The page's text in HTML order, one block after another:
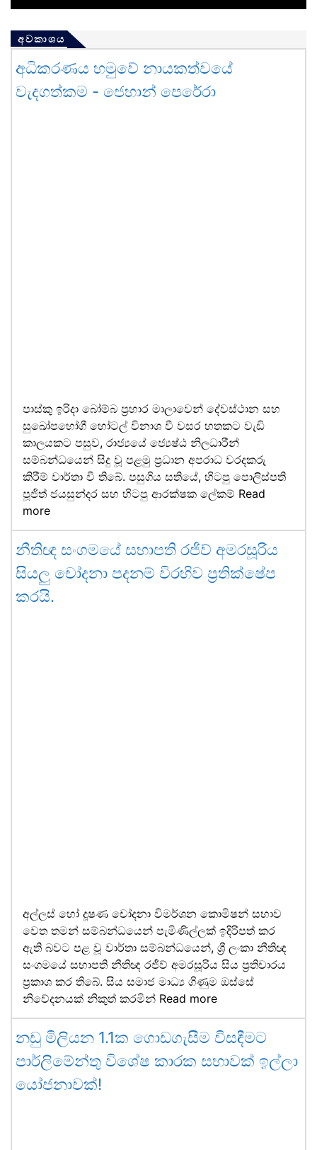
අවකාශය
අධිකරණය හමුවේ නායකත්වයේ
වැදගත්කම - ජෙහාන් පෙරේරා
පාස්කු ඉරිදා බෝම්බ ප්‍රහාර මාලාවෙන් දේවස්ථාන සහ
සුඛෝපභෝගී හෝටල් විනාශ වී වසර හතකට වැඩි
කාලයකට පසුව, රාජ්‍යයේ ජ්‍යෙෂ්ඨ නිලධාරීන්
සම්බන්ධයෙන් සිදු වූ පළමු ප්‍රධාන අපරාධ වරදකරු
කිරීම් වාර්තා වී තිබේ. පසුගිය සතියේ, හිටපු පොලිස්පති
පූජිත් ජයසුන්දර සහ හිටපු ආරක්ෂක ලේකම් Read
more
නීතිඥ සංගමයේ සභාපති රජීව් අමරසූරිය
සියලු චෝදනා පදනම් විරහිව ප්‍රතික්ෂේප
කරයි.
අල්ලස් හෝ දූෂණ චෝදනා විමර්ශන කොමිෂන් සභාව
වෙත තමන් සම්බන්ධයෙන් පැමිණිල්ලක් ඉදිරිපත් කර
ඇති බවට පළ වූ වාර්තා සම්බන්ධයෙන්, ශ්‍රී ලංකා නීතිඥ
සංගමයේ සභාපති නීතිඥ රජීව් අමරසූරිය සිය ප්‍රතිචාරය
ප්‍රකාශ කර තිබේ. සිය සමාජ මාධ්‍ය ගිණුම ඔස්සේ
නිවේදනයක් නිකුත් කරමින් Read more
නඩු මිලියන 1.1ක ගොඩගැසීම විසඳීමට
පාර්ලිමේන්තු විශේෂ කාරක සභාවක් ඉල්ලා
යෝජනාවක්!